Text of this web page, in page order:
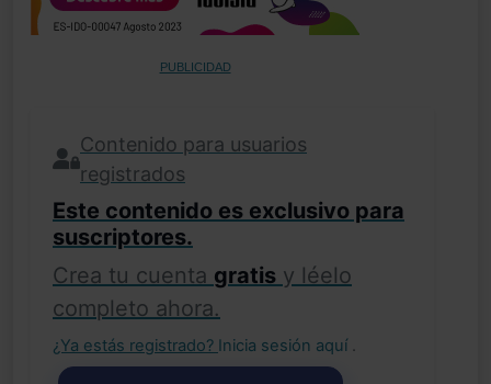
PUBLICIDAD
Contenido para usuarios
registrados
Este contenido es exclusivo para
suscriptores.
Crea tu cuenta gratis y léelo
completo ahora.
¿Ya estás registrado? Inicia sesión aquí .